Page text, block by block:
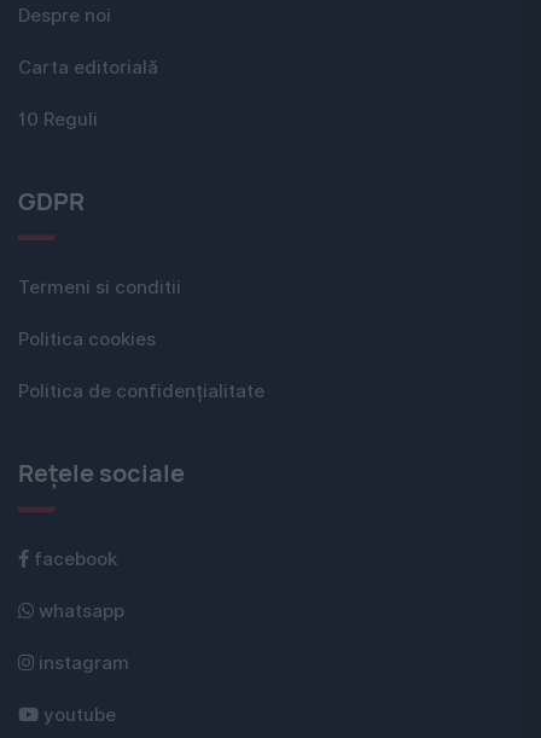
Despre noi
Carta editorială
10 Reguli
GDPR
Termeni si conditii
Politica cookies
Politica de confidențialitate
Rețele sociale
facebook
whatsapp
instagram
youtube